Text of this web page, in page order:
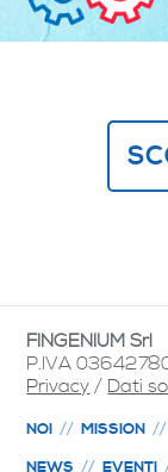
FINGENIUM Srl
P.IVA
Privacy / Dati
NOI MISSION
NEWS
EVENTI